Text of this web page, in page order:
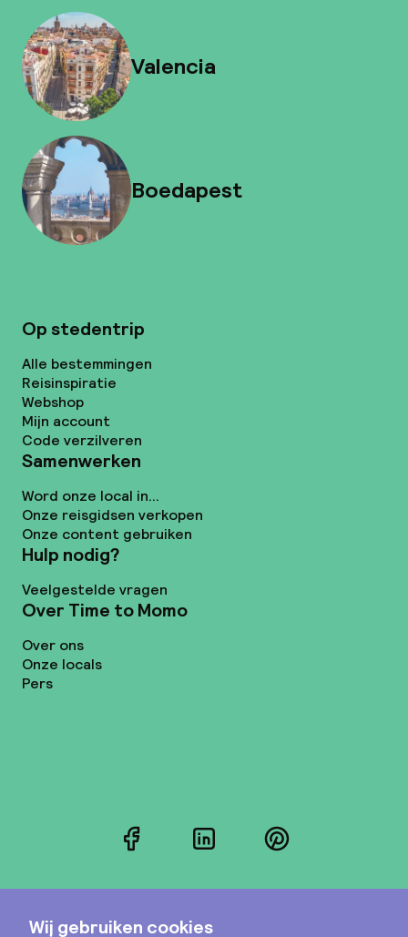
Valencia
Boedapest
Op stedentrip
Alle bestemmingen
Reisinspiratie
Webshop
Mijn account
Code verzilveren
Samenwerken
Word onze local in...
Onze reisgidsen verkopen
Onze content gebruiken
Hulp nodig?
Veelgestelde vragen
Over Time to Momo
Over ons
Onze locals
Pers
FacebookLinkedInPinterest
Instagram